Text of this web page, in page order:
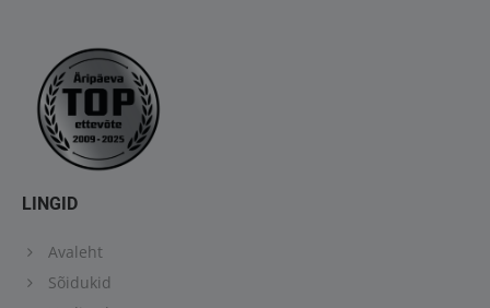
LINGID
Avaleht
Sõidukid